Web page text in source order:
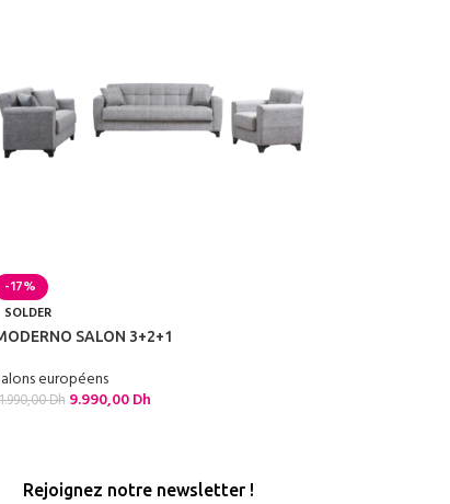
-17%
SOLDER
SALON 3+2+1
européens
Dh 9.990,00Dh
Rejoignez notre newsletter !